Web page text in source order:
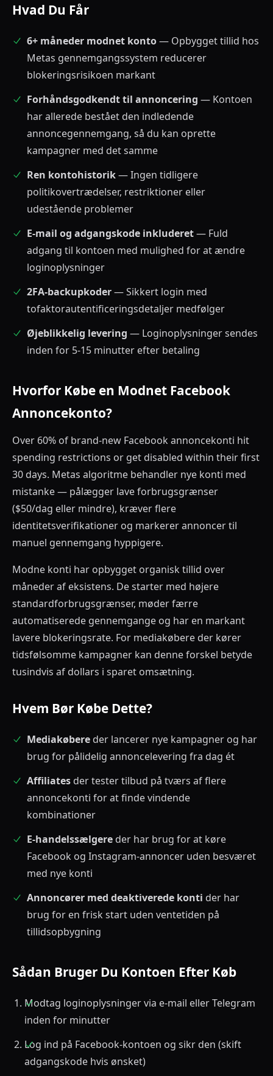
Hvad Du Får
6+ måneder modnet konto— Opbygget tillid hos
Metas gennemgangssystem reducerer
blokeringsrisikoen markant
Forhåndsgodkendt til annoncering — Kontoen
har allerede bestået den indledende
annoncegennemgang, så du kan oprette
kampagner med det samme
Ren kontohistorik— Ingen tidligere
politikovertrædelser, restriktioner eller
udestående problemer
E-mail og adgangskode inkluderet— Fuld
adgang til kontoen med mulighed for at ændre
loginoplysninger
2FA-backupkoder— Sikkert login med
tofaktorautentificeringsdetaljer medfølger
Øjeblikkelig levering — Loginoplysninger sendes
inden for 5-15 minutter efter betaling
Hvorfor Købe en Modnet Facebook
Annoncekonto?
Over 60% of brand-new Facebook annoncekonti hit
spending restrictions or get disabled within their first
30 days. Metas algoritme behandler nye konti med
mistanke — pålægger lave forbrugsgrænser
($50/dag eller mindre), kræver flere
identitetsverifikationer og markerer annoncer til
manuel gennemgang hyppigere.
Modne konti har opbygget organisk tillid over
måneder af eksistens. De starter med højere
standardforbrugsgrænser, møder færre
automatiserede gennemgange og har en markant
lavere blokeringsrate. For mediakøbere der kører
tidsfølsomme kampagner kan denne forskel betyde
tusindvis af dollars i sparet omsætning.
Hvem Bør Købe Dette?
Mediakøbere der lancerer nye kampagner og har
brug for pålidelig annoncelevering fra dag ét
Affiliates der tester tilbud på tværs af flere
annoncekonti for at finde vindende
kombinationer
E-handelssælgere der har brug for at køre
Facebook og Instagram-annoncer uden besværet
med nye konti
Annoncører med deaktiverede konti der har
brug for en frisk start uden ventetiden på
tillidsopbygning
Sådan Bruger Du Kontoen Efter Køb
Modtag loginoplysninger via e-mail eller Telegram
inden for minutter
Log ind på Facebook-kontoen og sikr den (skift
adgangskode hvis ønsket)